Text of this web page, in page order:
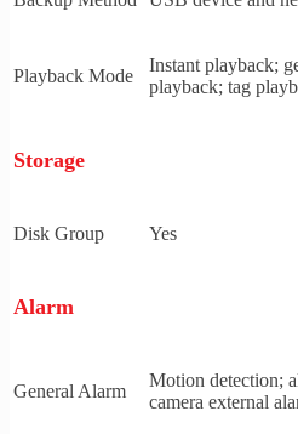
Playback Mode
Instant playback;
playback; tag
Storage
Disk Group Yes
Alarm
General Alarm
Motion detection;
camera external